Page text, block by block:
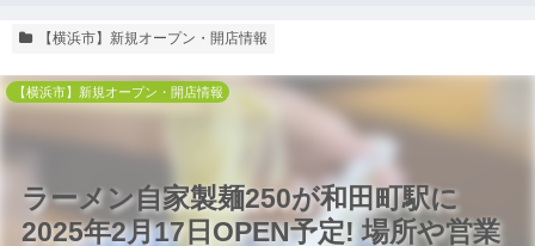
【横浜市】新規オープン・開店情報
ラーメン自家製麺250が和田町駅に
2025年2月17日OPEN予定! 場所や営業
【横浜市】新規オープン・開店情報